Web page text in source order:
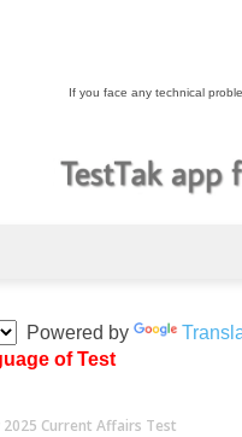
If you face any technical
Powered by
of Test
2025 Current Affairs Test